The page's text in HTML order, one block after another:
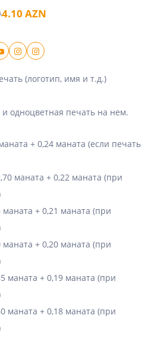
4.10 AZN
(логотип, имя и т.д.)
и одноцветная печать на нем.
+ 0,24 маната (если печать
маната + 0,22 маната (при
маната + 0,21 маната (при
маната + 0,20 маната (при
маната + 0,19 маната (при
маната + 0,18 маната (при